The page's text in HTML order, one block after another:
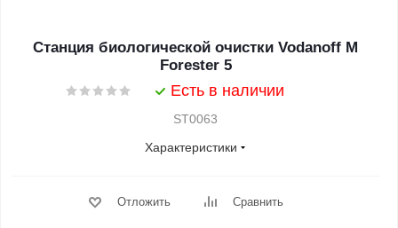
Станция биологической очистки Vodanoff M
Forester 5
Есть в наличии
ST0063
Характеристики
Отложить Сравнить